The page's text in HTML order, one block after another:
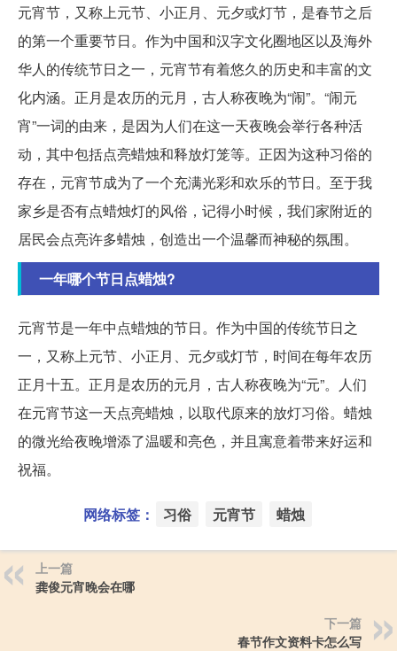
元宵节，又称上元节、小正月、元夕或灯节，是春节之后
的第一个重要节日。作为中国和汉字文化圈地区以及海外
华人的传统节日之一，元宵节有着悠久的历史和丰富的文
化内涵。正月是农历的元月，古人称夜晚为“闹”。“闹元
宵”一词的由来，是因为人们在这一天夜晚会举行各种活
动，其中包括点亮蜡烛和释放灯笼等。正因为这种习俗的
存在，元宵节成为了一个充满光彩和欢乐的节日。至于我
家乡是否有点蜡烛灯的风俗，记得小时候，我们家附近的
居民会点亮许多蜡烛，创造出一个温馨而神秘的氛围。
一年哪个节日点蜡烛?
元宵节是一年中点蜡烛的节日。作为中国的传统节日之
一，又称上元节、小正月、元夕或灯节，时间在每年农历
正月十五。正月是农历的元月，古人称夜晚为“元”。人们
在元宵节这一天点亮蜡烛，以取代原来的放灯习俗。蜡烛
的微光给夜晚增添了温暖和亮色，并且寓意着带来好运和
祝福。
网络标签： 习俗 元宵节 蜡烛
上一篇
龚俊元宵晚会在哪
下一篇
春节作文资料卡怎么写